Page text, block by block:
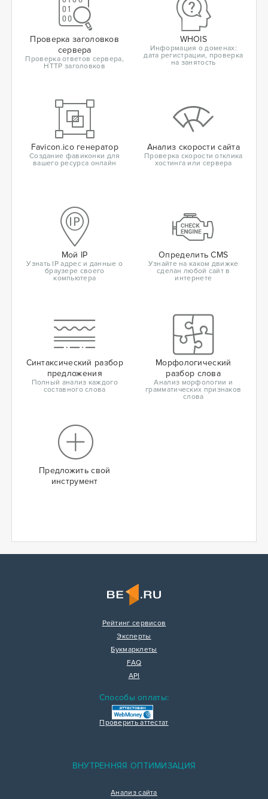
Проверка заголовков
сервера
Проверка ответов сервера,
HTTP заголовков
WHOIS
Информация о доменах:
дата регистрации, проверка
на занятость
Favicon.ico генератор
Создание фавиконки для
вашего ресурса онлайн
Анализ скорости сайта
Проверка скорости отклика
хостинга или сервера
Мой IP
Узнать IP адрес и данные о
браузере своего
компьютера
Определить CMS
Узнайте на каком движке
сделан любой сайт в
интернете
Синтаксический разбор
предложения
Полный анализ каждого
составного слова
Морфологический
разбор слова
Анализ морфологии и
грамматических признаков
слова
Предложить свой
инструмент
Рейтинг сервисов
Эксперты
Букмарклеты
FAQ
API
Способы оплаты:
Проверить аттестат
ВНУТРЕННЯЯ ОПТИМИЗАЦИЯ
Анализ сайта